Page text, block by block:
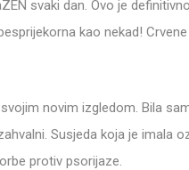
svaki dan. Ovo je
kao nekad!
novim izgledom. Bila
Susjeda koja je imala
protiv psorijaze.